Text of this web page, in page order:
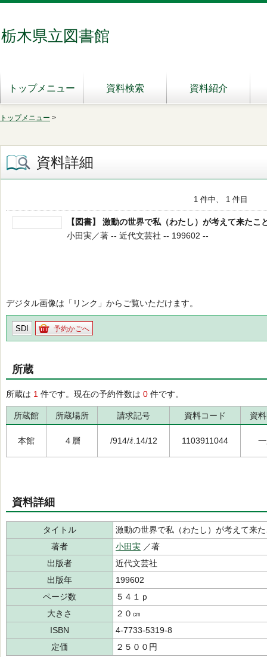
栃木県立図書館
トップメニュー 資料検索 資料紹介
トップメニュー >
資料詳細
1 件中、 1 件目
【図書】 激動の世界で私（わたし）が考えて来たこ
小田実／著 -- 近代文芸社 -- 199602 --
デジタル画像は「リンク」からご覧いただけます。
SDI 予約かごへ
所蔵
所蔵は 1 件です。現在の予約件数は 0 件です。
所蔵館 所蔵場所 請求記号 資料コード 資
本館 ４層 /914/ｵ.14/12 1103911044
資料詳細
タイトル
激動の世界で私（わたし）が考えて来
著者
小田実 ／著
出版者
近代文芸社
出版年
199602
ページ数
５４１ｐ
大きさ
２０㎝
ISBN
4-7733-5319-8
定価
２５００円